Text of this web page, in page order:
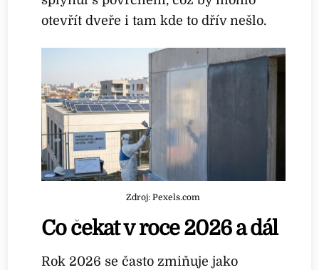
otevřít dveře i tam kde to dřív nešlo.
Zdroj: Pexels.com
Co čekat v roce 2026 a dál
Rok 2026 se často zmiňuje jako